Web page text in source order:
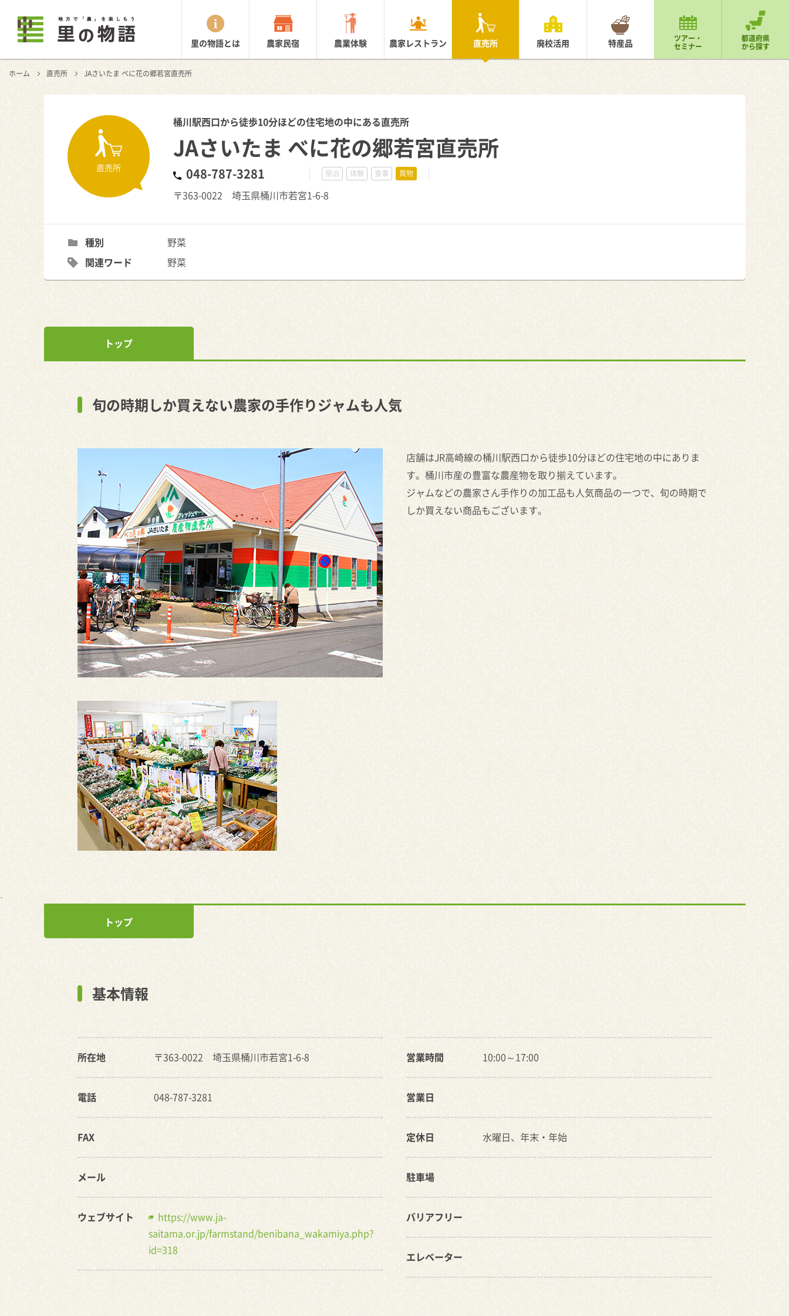
里の物語とは 農家民宿 農業体験 農家レストラン 直売所 廃校活用 特産品 ツアー・
セミナー
都道府県
から探す
ホーム 直売所 JAさいたま べに花の郷若宮直売所
直売所
桶川駅西口から徒歩10分ほどの住宅地の中にある直売所
JAさいたま べに花の郷若宮直売所
048-787-3281 宿泊 体験 食事 買物
〒363-0022 埼玉県桶川市若宮1-6-8
種別
野菜
関連ワード
野菜
トップ
旬の時期しか買えない農家の手作りジャムも人気
店舗はJR高崎線の桶川駅西口から徒歩10分ほどの住宅地の中にありま
す。桶川市産の豊富な農産物を取り揃えています。
ジャムなどの農家さん手作りの加工品も人気商品の一つで、旬の時期で
しか買えない商品もございます。
トップ
基本情報
所在地 〒363-0022 埼玉県桶川市若宮1-6-8
電話 048-787-3281
FAX
メール
ウェブサイト
https://www.ja-
saitama.or.jp/farmstand/benibana_wakamiya.php?
id=318
営業時間 10:00～17:00
営業日
定休日 水曜日、年末・年始
駐車場
バリアフリー
エレベーター